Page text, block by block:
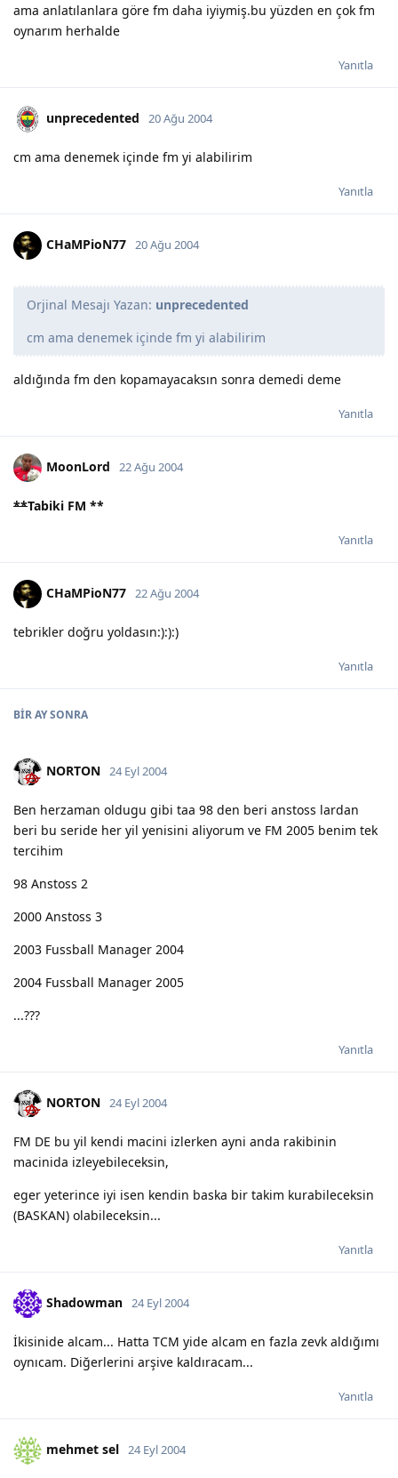
ama anlatılanlara göre fm daha iyiymiş.bu yüzden en çok fm
oynarım herhalde
Yanıtla
unprecedented 20 Ağu 2004
cm ama denemek içinde fm yi alabilirim
Yanıtla
CHaMPioN77 20 Ağu 2004
Orjinal Mesajı Yazan: unprecedented
cm ama denemek içinde fm yi alabilirim
aldığında fm den kopamayacaksın sonra demedi deme
Yanıtla
MoonLord 22 Ağu 2004
**Tabiki FM **
Yanıtla
CHaMPioN77 22 Ağu 2004
tebrikler doğru yoldasın:):):)
Yanıtla
BIR AYSONRA
NORTON 24 Eyl 2004
Ben herzaman oldugu gibi taa 98 den beri anstoss lardan
beri bu seride her yil yenisini aliyorum ve FM 2005 benim tek
tercihim
98 Anstoss 2
2000 Anstoss 3
2003 Fussball Manager 2004
2004 Fussball Manager 2005
...???
Yanıtla
NORTON 24 Eyl 2004
FM DE bu yil kendi macini izlerken ayni anda rakibinin
macinida izleyebileceksin,
eger yeterince iyi isen kendin baska bir takim kurabileceksin
(BASKAN) olabileceksin...
Yanıtla
Shadowman 24 Eyl 2004
İkisinide alcam... Hatta TCM yide alcam en fazla zevk aldığımı
oynıcam. Diğerlerini arşive kaldıracam...
Yanıtla
mehmet sel 24 Eyl 2004